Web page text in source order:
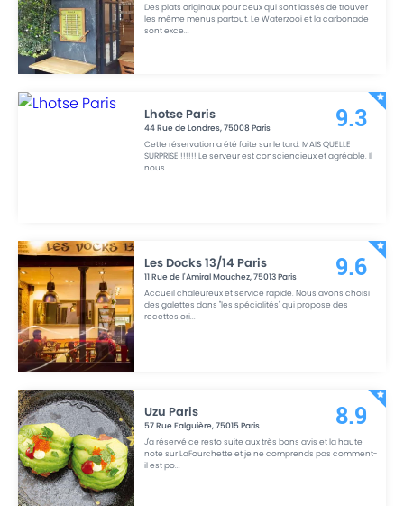
Des plats originaux pour ceux qui sont lassés de trouver
les même menus partout. Le Waterzooï et la carbonade
sont exce...
Lhotse Paris
44 Rue de Londres,75008 Paris
Cette réservation a été faite sur le tard. MAIS QUELLE
SURPRISE !!!!!! Le serveur est consciencieux et agréable. Il
nous...
9.3
Les Docks 13/14 Paris
11 Rue de l'Amiral Mouchez,75013Paris
Accueil chaleureux et service rapide. Nous avons choisi
des galettes dans "les spécialités" qui propose des
recettes ori...
9.6
Uzu Paris
57 Rue Falguière,75015Paris
J'a réservé ce resto suite aux très bons avis et la haute
note sur LaFourchette et je ne comprends pas comment-
il est po...
8.9